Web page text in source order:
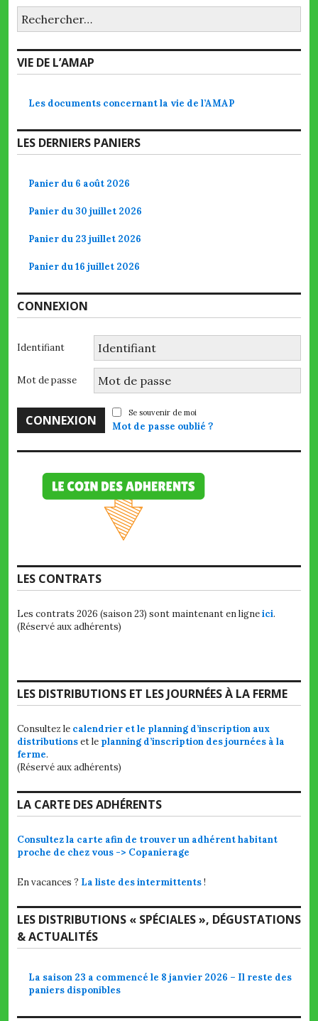
VIE DE L’AMAP
Les documents concernant la vie de l’AMAP
LES DERNIERS PANIERS
Panier du 6 août 2026
Panier du 30 juillet 2026
Panier du 23 juillet 2026
Panier du 16 juillet 2026
CONNEXION
Identifiant
Mot de passe
Se souvenir de moi
Mot de passe oublié ?
LES CONTRATS
Les contrats 2026 (saison 23) sont maintenant en ligneici.
(Réservé aux adhérents)
LES DISTRIBUTIONS ET LES JOURNÉES À LA FERME
Consultez le calendrier et le planning d’inscription aux
distributionset le planning d’inscription des journées à la
ferme.
(Réservé aux adhérents)
LA CARTE DES ADHÉRENTS
Consultez la carte afin de trouver un adhérent habitant
proche de chez vous -> Copanierage
En vacances ? La liste des intermittents!
LES DISTRIBUTIONS « SPÉCIALES », DÉGUSTATIONS
& ACTUALITÉS
La saison 23 a commencé le 8 janvier 2026 – Il reste des
paniers disponibles